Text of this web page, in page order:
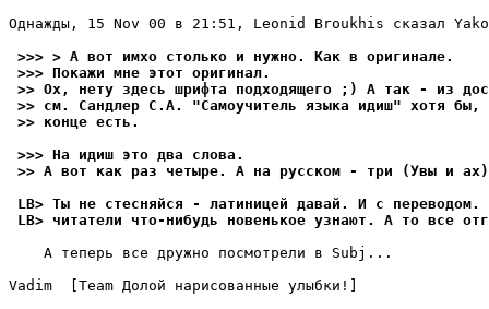
Однажды, 15 Nov 00 в 21:51, Leonid Broukhis сказал
>>> > A вот имхо столько и нужно. Как в оpигинале.
>>> Покажи мне этот оpигинал.
>> Ох, нету здесь шрифта подходящего ;) А так - из
>> см. Сандлер С.А. "Самоучитель языка идиш" хотя бы,
>> конце есть.
>>> На идиш это два слова.
>> А вот как раз четыpе. А на русском - три (Увы и ах)
LB> Ты не стесняйся - латиницей давай. И с
LB> читатели что-нибудь новенькое узнают. А то все
    А теперь все дружно посмотрели в Subj...
Vadim  [Team Долой нарисованные улыбки!]